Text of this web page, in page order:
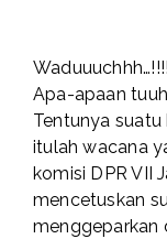
Waduuuchhh…!!!!
Apa-apaan
Tentunya
itulah wacana
komisi DPR VII
mencetuskan
menggeparkan